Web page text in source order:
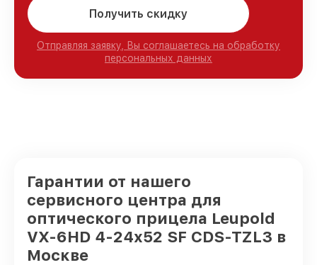
Получить скидку
Отправляя заявку, Вы соглашаетесь на обработку
персональных данных
Гарантии от нашего
сервисного центра для
оптического прицела Leupold
VX-6HD 4-24x52 SF CDS-TZL3 в
Москве